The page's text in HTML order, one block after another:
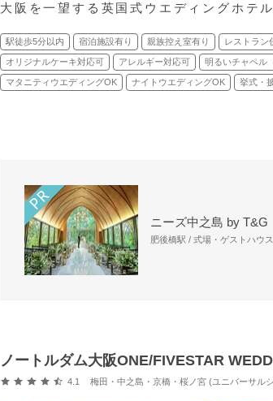
大阪を一望する英国式ウエディングホテ
駅徒歩5分以内 宿泊施設有り 親族控え室有り レストラン
オリジナルケーキ対応可 アレルギー対応可 明るいチャペル
マタニティウエディングOK ナイトウエディングOK 挙式・
ニーズ中之島 by T&G
肥後橋駅 / 式場・ゲストハウス
ノートルダム大阪ONE/FIVESTAR
口コミ評価
4.1 梅田・中之島・京橋・桜ノ宮 (ユニバーサルシティ駅) / 式